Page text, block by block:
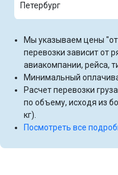
Петербург
Мы указываем цены
перевозки зависит от
авиакомпании, рейса,
Минимальный
Расчет перевозки
по объему, исходя из
кг).
Посмотреть все